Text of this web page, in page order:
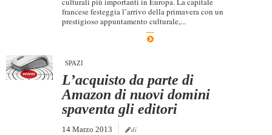
francese festeggia l’arrivo della primavera con un
prestigioso appuntamento culturale,...
SPAZI
L’acquisto da parte di
Amazon di nuovi domini
spaventa gli editori
14 Marzo 2013 di